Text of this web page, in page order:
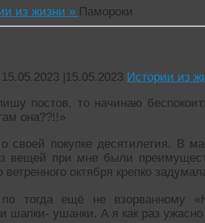
из жизни » Памороки
15.05.2023 |15.05.2023 Истории из
постов, то начинаю
она??!!»
своей покупке десятилетия. В
вещей при мне были
октября крепко
тогда ещё не взорванному
шапки- ушанки. А я как раз